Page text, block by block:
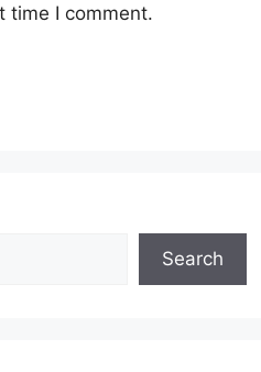
time I comment.
Search